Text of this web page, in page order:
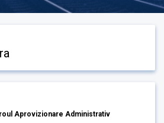
Aprovizionare Administrativ